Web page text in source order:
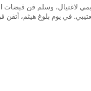
طارق التميمي لاغتيال، وسلم
في يوم بلوغ هيثم، أتقن